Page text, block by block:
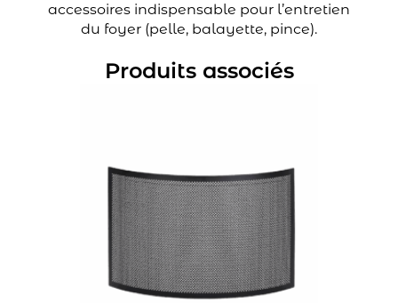
accessoires indispensable pour l’entretien
du foyer (pelle, balayette, pince).
Produits associés